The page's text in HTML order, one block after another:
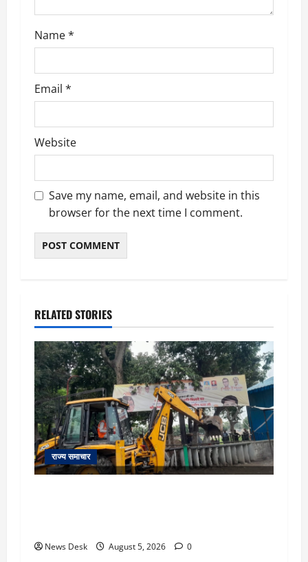
n
Name*
Email *
Website
Save my name, email, and website in this
browser for the next time I comment.
RELATED STORIES
राज्य समाचार
News Desk August 5, 2026 0